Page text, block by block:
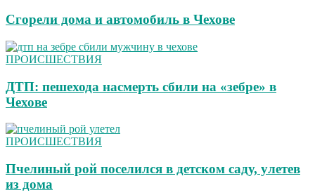
Сгорели дома и автомобиль в Чехове
ПРОИСШЕСТВИЯ
ДТП: пешехода насмерть сбили на «зебре» в
Чехове
ПРОИСШЕСТВИЯ
Пчелиный рой поселился в детском саду, улетев
из дома